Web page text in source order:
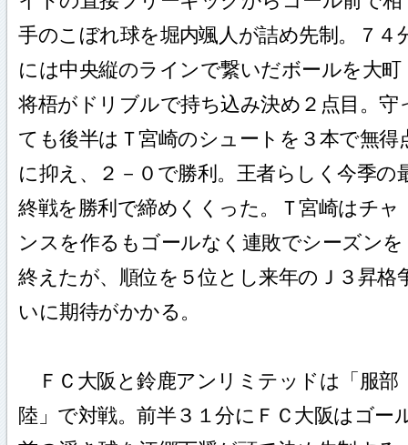
手のこぼれ球を堀内颯人が詰め先制。７４
には中央縦のラインで繋いだボールを大町
将梧がドリブルで持ち込み決め２点目。守
ても後半はＴ宮崎のシュートを３本で無得
に抑え、２－０で勝利。王者らしく今季の
終戦を勝利で締めくくった。Ｔ宮崎はチャ
ンスを作るもゴールなく連敗でシーズンを
終えたが、順位を５位とし来年のＪ３昇格
いに期待がかかる。
ＦＣ大阪と鈴鹿アンリミテッドは「服部
陸」で対戦。前半３１分にＦＣ大阪はゴー